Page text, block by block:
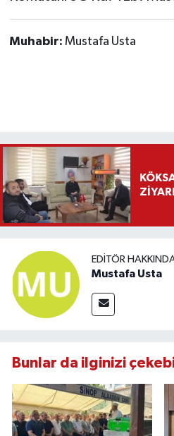
Muhabir: Mustafa Usta
EDITÖR
Mustafa Usta
Bunlar da ilginizi